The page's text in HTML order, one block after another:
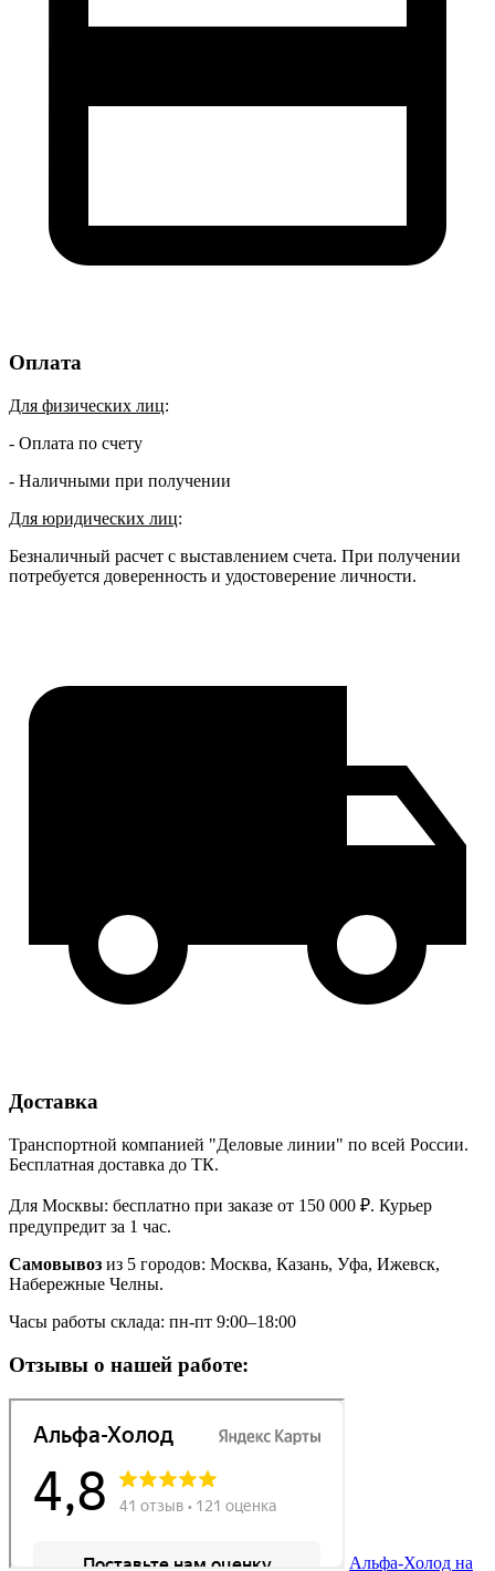
Оплата
Для физических лиц:
- Оплата по счету
- Наличными при получении
Для юридических лиц:
Безналичный расчет с выставлением счета. При получении
потребуется доверенность и удостоверение личности.
Доставка
Транспортной компанией "Деловые линии" по всей России.
Бесплатная доставка до ТК.
Для Москвы: бесплатно при заказе от 150 000 ₽. Курьер
предупредит за 1 час.
Самовывоз из 5 городов: Москва, Казань, Уфа, Ижевск,
Набережные Челны.
Часы работы склада: пн-пт 9:00–18:00
Отзывы о нашей работе:
Альфа-Холод на